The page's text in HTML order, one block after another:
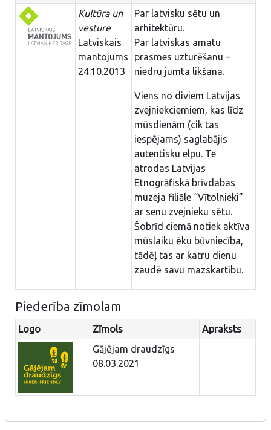
Kultūra un
vesture
Latviskais
mantojums
24.10.2013
Par latvisku sētu un
arhitektūru.
Par latviskas amatu
prasmes uzturēšanu –
niedru jumta likšana.
Viens no diviem Latvijas
zvejniekciemiem, kas līdz
mūsdienām (cik tas
iespējams) saglabājis
autentisku elpu. Te
atrodas Latvijas
Etnogrāfiskā brīvdabas
muzeja filiāle “Vītolnieki”
ar senu zvejnieku sētu.
Šobrīd ciemā notiek aktīva
mūslaiku ēku būvniecība,
tādēļ tas ar katru dienu
zaudē savu mazskartību.
Piederība zīmolam
Logo Zīmols
Apraksts
Gājējam draudzīgs
08.03.2021